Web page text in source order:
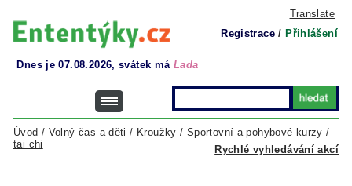
Translate
Registrace / Přihlášení
Dnes je 07.08.2026, svátek má Lada
Rychlé vyhledávání akcí
Úvod / Volný čas a děti / Kroužky / Sportovní a pohybové kurzy /
tai chi